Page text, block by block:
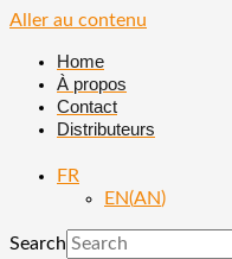
Aller au contenu
Home
À propos
Contact
Distributeurs
FR
EN(AN)
Search